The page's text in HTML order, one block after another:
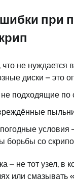
при
не нуждается
диски – это
подходящие по
условия
борьбы со
– не тот узел, в
или смазывать